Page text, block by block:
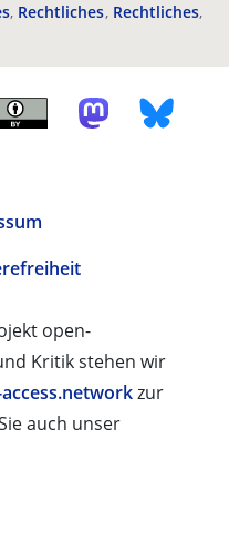
Rechtliches Rechtliches
open-
Kritik stehen wir
zur
auch unser